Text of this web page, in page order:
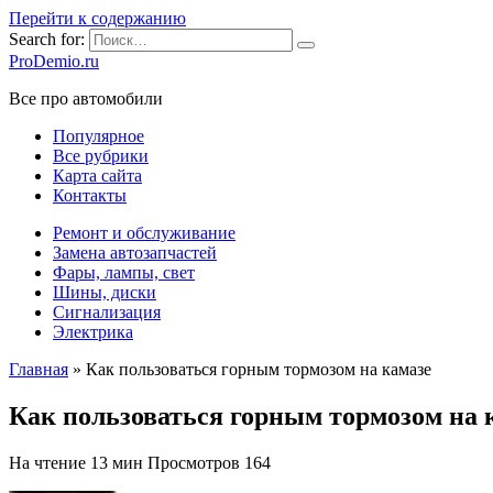
Перейти к содержанию
Search for:
ProDemio.ru
Все про автомобили
Популярное
Все рубрики
Карта сайта
Контакты
Ремонт и обслуживание
Замена автозапчастей
Фары, лампы, свет
Шины, диски
Сигнализация
Электрика
Главная » Как пользоваться горным тормозом на камазе
Как пользоваться горным тормозом на
На чтение 13 мин Просмотров 164